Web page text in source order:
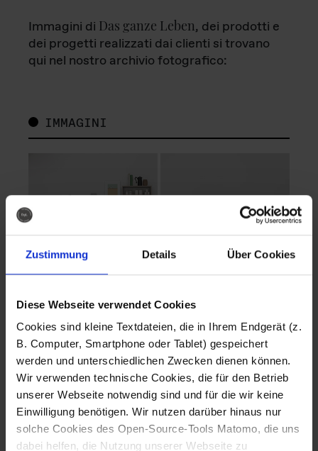
Zustimmung Details Über Cookies
Diese Webseite verwendet Cookies
Cookies sind kleine Textdateien, die in Ihrem Endgerät (z.
B. Computer, Smartphone oder Tablet) gespeichert
werden und unterschiedlichen Zwecken dienen können.
Wir verwenden technische Cookies, die für den Betrieb
unserer Webseite notwendig sind und für die wir keine
Einwilligung benötigen. Wir nutzen darüber hinaus nur
solche Cookies des Open-Source-Tools Matomo, die uns
dabei helfen, die Nutzung unserer Webseite zu
Immagini di Das ganze Leben, dei prodotti e
dei progetti realizzati dai clienti si trovano
qui nel nostro archivio fotografico:
IMMAGINI
Fotografo: Lorenz
Sternbach
Download
Fotografo: Lorenz
Sternbach
Download